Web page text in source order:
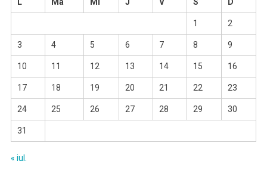
1 2
3 4 5 6 7 8 9
10 11 12 13 14 15 16
17 18 19 20 21 22 23
24 25 26 27 28 29 30
31
« iul.